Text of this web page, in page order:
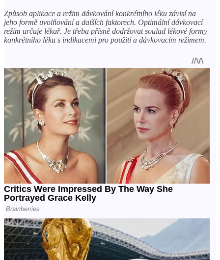
Způsob aplikace a režim dávkování konkrétního léku závisí na
jeho formě uvolňování a dalších faktorech. Optimální dávkovací
režim určuje lékař. Je třeba přísně dodržovat soulad lékové formy
konkrétního léku s indikacemi pro použití a dávkovacím režimem.